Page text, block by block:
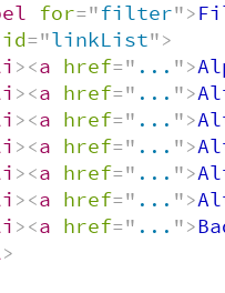
for="filter">
id="linkList">
><a href=" ... ">
><a href=" ... ">
><a href=" ... ">
><a href=" ... ">
><a href=" ... ">
><a href=" ... ">
><a href=" ... ">
>